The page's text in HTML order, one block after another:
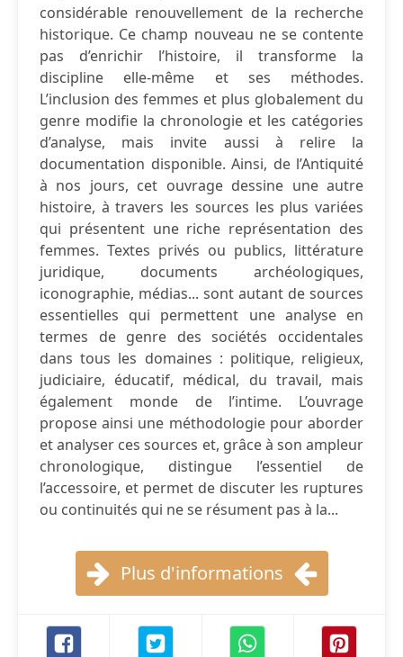
considérable renouvellement de la recherche
historique. Ce champ nouveau ne se contente
pas d’enrichir l’histoire, il transforme la
discipline elle-même et ses méthodes.
L’inclusion des femmes et plus globalement du
genre modifie la chronologie et les catégories
d’analyse, mais invite aussi à relire la
documentation disponible. Ainsi, de l’Antiquité
à nos jours, cet ouvrage dessine une autre
histoire, à travers les sources les plus variées
qui présentent une riche représentation des
femmes. Textes privés ou publics, littérature
juridique, documents archéologiques,
iconographie, médias... sont autant de sources
essentielles qui permettent une analyse en
termes de genre des sociétés occidentales
dans tous les domaines : politique, religieux,
judiciaire, éducatif, médical, du travail, mais
également monde de l’intime. L’ouvrage
propose ainsi une méthodologie pour aborder
et analyser ces sources et, grâce à son ampleur
chronologique, distingue l’essentiel de
l’accessoire, et permet de discuter les ruptures
ou continuités qui ne se résument pas à la...
Plus d'informations